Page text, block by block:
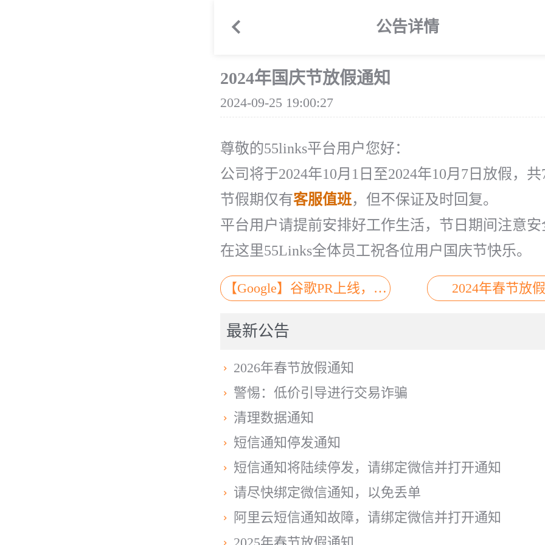
 公告详情
2024年国庆节放假通知
2024-09-25 19:00:27
尊敬的55links平台用户您好：
公司将于2024年10月1日至2024年10月7日放假，
节假期仅有客服值班，但不保证及时回复。
平台用户请提前安排好工作生活，节日期间注意安
在这里55Links全体员工祝各位用户国庆节快乐。
【Google】谷歌PR上线，助
2024年春节放
最新公告
 2026年春节放假通知
 警惕：低价引导进行交易诈骗
 清理数据通知
 短信通知停发通知
 短信通知将陆续停发，请绑定微信并打开通知
 请尽快绑定微信通知，以免丢单
 阿里云短信通知故障，请绑定微信并打开通知